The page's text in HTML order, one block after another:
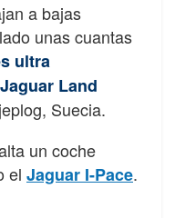
a bajas
unas cuantas
ultra
Land
Suecia.
un coche
el Jaguar I-Pace.